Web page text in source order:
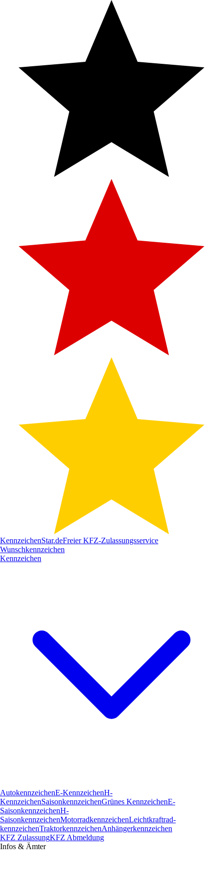
KennzeichenStar.deFreier KFZ-Zulassungsservice
Wunschkennzeichen
Kennzeichen
AutokennzeichenE-KennzeichenH-
KennzeichenSaisonkennzeichenGrünes KennzeichenE-
SaisonkennzeichenH-
SaisonkennzeichenMotorradkennzeichenLeichtkraftrad­
kennzeichenTraktorkennzeichenAnhängerkennzeichen
KFZ ZulassungKFZ Abmeldung
Infos & Ämter